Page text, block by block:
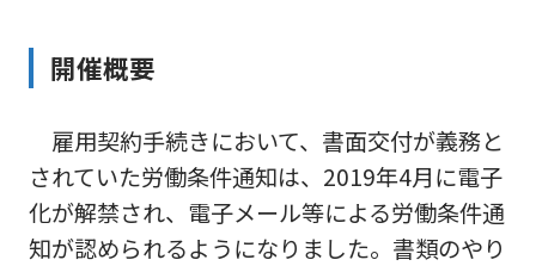
開催概要
雇用契約手続きにおいて、書面交付が義務と
されていた労働条件通知は、2019年4月に電子
化が解禁され、電子メール等による労働条件通
知が認められるようになりました。書類のやり